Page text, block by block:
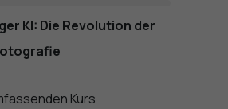
KI: Die Revolution der
Kurs